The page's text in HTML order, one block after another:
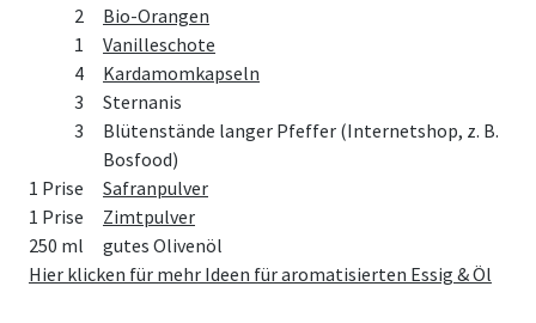
Menge Zutat
2
Bio-Orangen
1
Vanilleschote
4
Kardamomkapseln
3
Sternanis
3
Blütenstände langer Pfeffer (Internetshop, z. B.
Bosfood)
1 Prise
Safranpulver
1 Prise
Zimtpulver
250 ml
gutes Olivenöl
Hier klicken für mehr Ideen für aromatisierten Essig & Öl